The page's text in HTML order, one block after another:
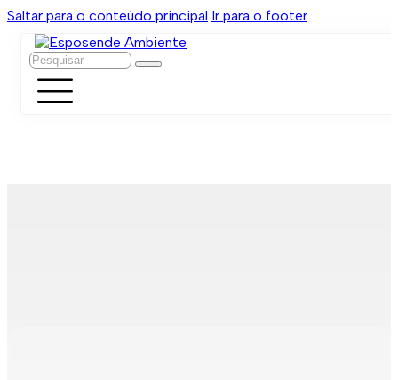
Saltar para o conteúdo principal Ir para o footer
Pesquisar